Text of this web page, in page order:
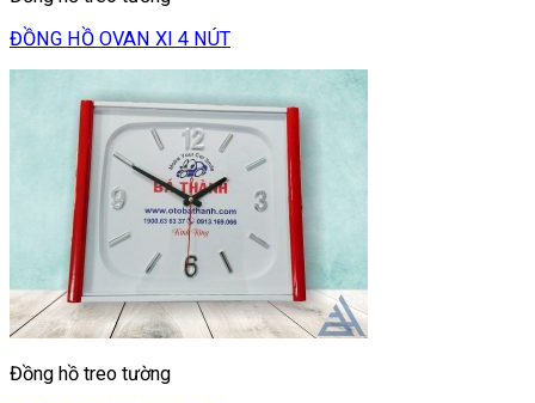
ĐỒNG HỒ OVAN XI 4 NÚT
Đồng hồ treo tường